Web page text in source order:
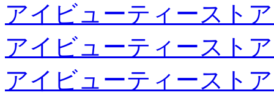
アイビューティースト
アイビューティースト
アイビューティースト